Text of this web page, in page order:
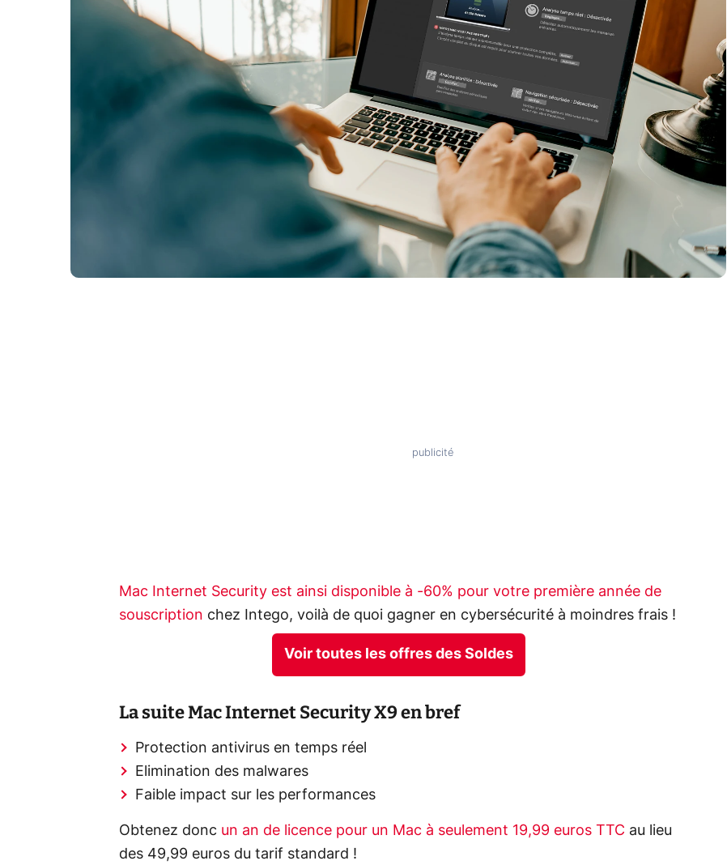
Mac Internet Security est ainsi disponible à -60% pour votre première année de
souscription chez Intego, voilà de quoi gagner en cybersécurité à moindres frais !
Voir toutes les offres des Soldes
La suite Mac Internet Security X9 en bref
Protection antivirus en temps réel
Elimination des malwares
Faible impact sur les performances
Obtenez donc un an de licence pour un Mac à seulement 19,99 euros TTC au lieu
des 49,99 euros du tarif standard !